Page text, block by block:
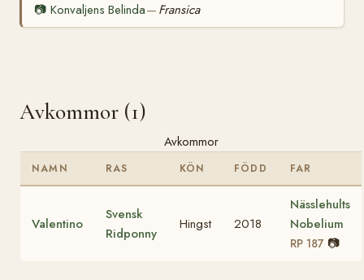
📷 Konvaljens Belinda— Fransica
Avkommor (1)
Avkommor
NAMN RAS KÖN FÖDD FAR
Valentino
Svensk
Ridponny
Hingst 2018
Nässlehults
Nobelium
RP 187 📷